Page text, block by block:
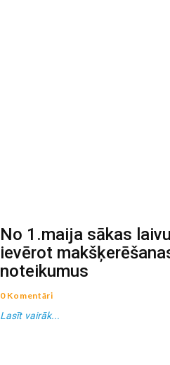
No 1.maija sākas
ievērot
noteikumus
0 Komentāri
Lasīt vairāk...